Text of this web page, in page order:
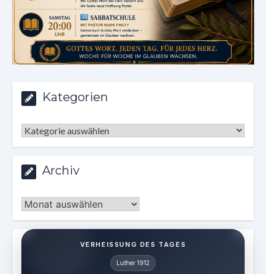
Kategorien
Kategorien
Archiv
Archiv
VERHEISSUNG DES TAGES
Luther 1912